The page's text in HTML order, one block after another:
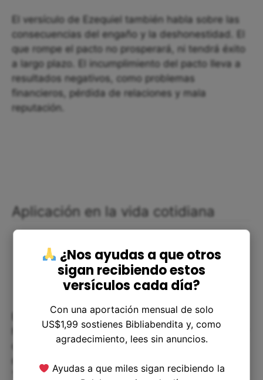
El versículo de Ezequiel también habla sobre las
consecuencias del engaño y la deshonestidad. El
que rompe el pacto no prosperará, ni tendrá éxito
a largo plazo. El incumplimiento del pacto lleva a
resultados negativos, como problemas
financieros, pérdida de relaciones y mala
reputación.
Aplicación en la vida cotidiana
Este versículo nos enseña la importancia de ser
honestos en nuestras relaciones interpersonales y
de cumplir nuestras promesas, especialmente en
También nos hace reflexionar sobre el valor de
¿Nos ayudas a que otros
sigan recibiendo estos
versículos cada día?
Con una aportación mensual de solo
US$1,99 sostienes Bibliabendita y, como
agradecimiento, lees sin anuncios.
Ayudas a que miles sigan recibiendo la